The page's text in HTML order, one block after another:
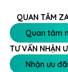
QUAN TÂM
Quan tâm
TƯ VẤN NHẬN
Nhận ưu